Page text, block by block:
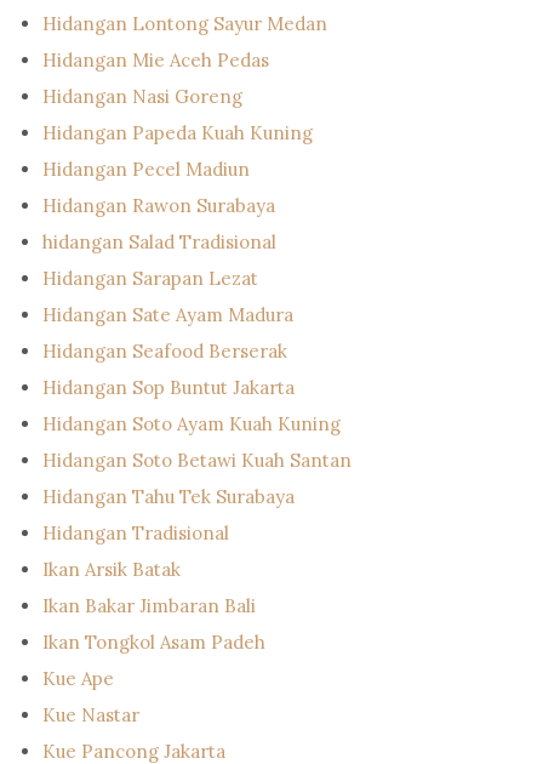
Hidangan Lontong Sayur Medan
Hidangan Mie Aceh Pedas
Hidangan Nasi Goreng
Hidangan Papeda Kuah Kuning
Hidangan Pecel Madiun
Hidangan Rawon Surabaya
hidangan Salad Tradisional
Hidangan Sarapan Lezat
Hidangan Sate Ayam Madura
Hidangan Seafood Berserak
Hidangan Sop Buntut Jakarta
Hidangan Soto Ayam Kuah Kuning
Hidangan Soto Betawi Kuah Santan
Hidangan Tahu Tek Surabaya
Hidangan Tradisional
Ikan Arsik Batak
Ikan Bakar Jimbaran Bali
Ikan Tongkol Asam Padeh
Kue Ape
Kue Nastar
Kue Pancong Jakarta